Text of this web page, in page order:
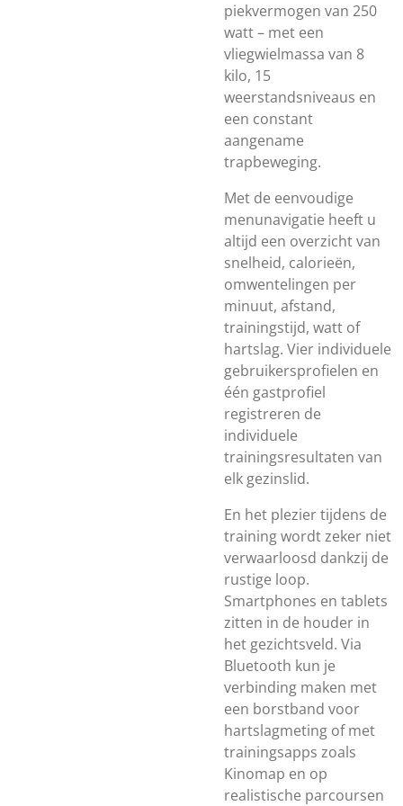
piekvermogen van 250
watt – met een
vliegwielmassa van 8
kilo, 15
weerstandsniveaus en
een constant
aangename
trapbeweging.
Met de eenvoudige
menunavigatie heeft u
altijd een overzicht van
snelheid, calorieën,
omwentelingen per
minuut, afstand,
trainingstijd, watt of
hartslag. Vier individuele
gebruikersprofielen en
één gastprofiel
registreren de
individuele
trainingsresultaten van
elk gezinslid.
En het plezier tijdens de
training wordt zeker niet
verwaarloosd dankzij de
rustige loop.
Smartphones en tablets
zitten in de houder in
het gezichtsveld. Via
Bluetooth kun je
verbinding maken met
een borstband voor
hartslagmeting of met
trainingsapps zoals
Kinomap en op
realistische parcoursen